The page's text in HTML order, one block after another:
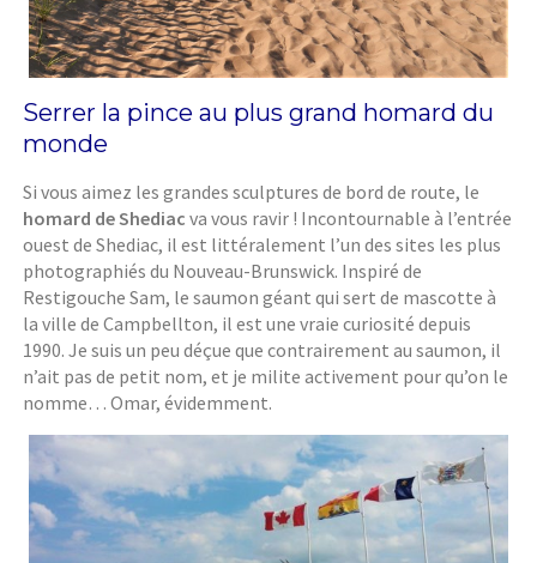
Serrer la pince au plus grand homard du
monde
Si vous aimez les grandes sculptures de bord de route, le
homard de Shediac va vous ravir ! Incontournable à l’entrée
ouest de Shediac, il est littéralement l’un des sites les plus
photographiés du Nouveau-Brunswick. Inspiré de
Restigouche Sam, le saumon géant qui sert de mascotte à
la ville de Campbellton, il est une vraie curiosité depuis
1990. Je suis un peu déçue que contrairement au saumon, il
n’ait pas de petit nom, et je milite activement pour qu’on le
nomme… Omar, évidemment.